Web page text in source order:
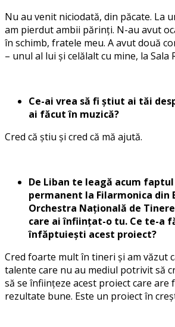
Nu au venit niciodată, din păcate. La
am pierdut ambii părinți. N-au avut
în schimb, fratele meu. A avut două
– unul al lui și celălalt cu mine, la Sala
Ce-ai vrea să fi știut ai tăi
ai făcut în muzică?
Cred că știu și cred că mă ajută.
De Liban te leagă acum
permanent la Filarmonica din
Orchestra Națională de
care ai înființat-o tu. Ce te-a
înfăptuiești acest proiect?
Cred foarte mult în tineri și am văzut
talente care nu au mediul potrivit să
să se înființeze acest proiect care are
rezultate bune. Este un proiect în